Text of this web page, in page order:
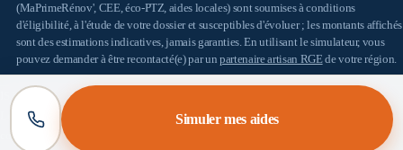
(MaPrimeRénov', CEE, éco-PTZ, aides locales) sont soumises à conditions
d'éligibilité, à l'étude de votre dossier et susceptibles d'évoluer ; les montants affichés
sont des estimations indicatives, jamais garanties. En utilisant le simulateur, vous
pouvez demander à être recontacté(e) par un partenaire artisan RGEde votre région.
IS DIAG
(SASU au capital de 100 €) — SIRET 898 933 353 00010 — Siège : 18 allée
Léon Paul Fargue, 95200 Sarcelles — TVA : FR57898933353 — Médiateur de la
consommation : [À COMPLÉTER].
Simuler mes aides